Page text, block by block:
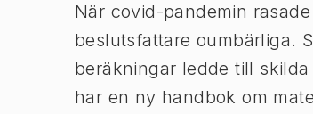
När covid-pandemin
beslutsfattare oumbärliga.
beräkningar ledde till
har en ny handbok om